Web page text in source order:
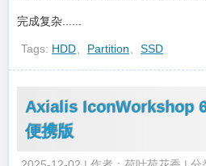
完成复杂......
Tags: HDD Partition SSD
Axialis IconWorkshop
便携版